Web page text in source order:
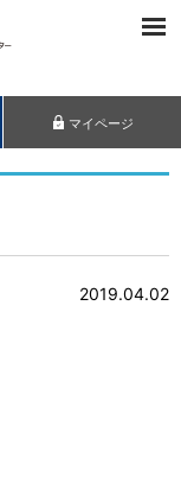
マイページ
2019.04.02